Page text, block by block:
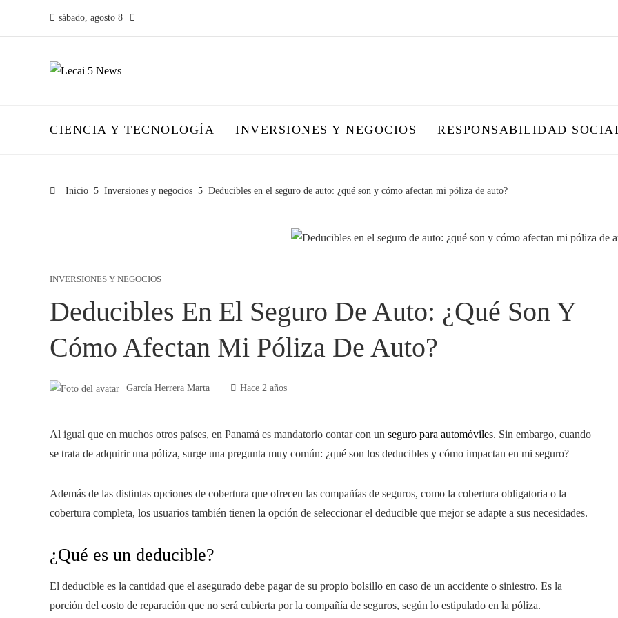
sábado, agosto 8
CIENCIA Y TECNOLOGÍA INVERSIONES Y NEGOCIOS RESPONSABILIDAD
Inicio Inversiones y negocios Deducibles en el seguro de auto: ¿qué son y cómo afectan mi póliza de auto?
INVERSIONES Y NEGOCIOS
Deducibles En El Seguro De Auto: ¿qué Son Y
Cómo Afectan Mi Póliza De Auto?
García Herrera Marta Hace 2 años
Al igual que en muchos otros países, en Panamá es mandatorio contar con un seguro para automóviles. Sin embargo, cuando
se trata de adquirir una póliza, surge una pregunta muy común: ¿qué son los deducibles y cómo impactan en mi seguro?
Además de las distintas opciones de cobertura que ofrecen las compañías de seguros, como la cobertura obligatoria o la
cobertura completa, los usuarios también tienen la opción de seleccionar el deducible que mejor se adapte a sus necesidades.
¿Qué es un deducible?
El deducible es la cantidad que el asegurado debe pagar de su propio bolsillo en caso de un accidente o siniestro. Es la
porción del costo de reparación que no será cubierta por la compañía de seguros, según lo estipulado en la póliza.